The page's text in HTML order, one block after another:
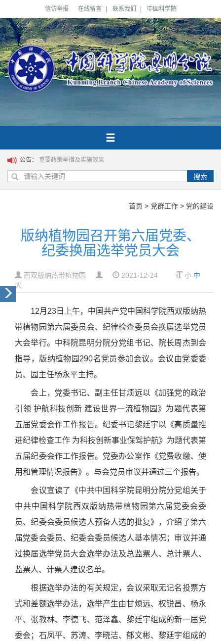
信访举报 在线留言 联系我们 中国科学院
公告： 重要政策举措及实施效果
搜索
首页 > 党群工作 > 党的建设
版纳植物园召开第六届党委、
纪委换届选举党员大会
西双版纳热带植物园 2021-12-24 小 中
大
12月23日上午，中国共产党中国科学院西双版纳热
带植物园第六届委员会、纪律检查委员会换届选举党员
大会举行。中科院昆明分院分党组书记、院长周杰到会
指导，版纳植物园290名党员参加会议。会议由党委委
员、园主任杨永平主持。
会上，党委书记、副主任甘烦远以《加强党的政治
引领 护航科技创新 建设世界一流植物园》为题代表第
五届党委会作工作报告。纪委书记黎廷宇以《高质量推
进纪律检查工作 为科技创新事业保驾护航》为题代表第
五届纪委会作工作报告。党委办公室作《党费收缴、使
用和管理情况报告》。与会党员审议并通过三个报告。
会议宣读了《中共中国科学院昆明分院分党组关于
中共中国科学院西双版纳热带植物园第六届党委会委
员、纪委会委员候选人预备人选的批复》，介绍了第六
届党委会委员、纪委会委员候选人基本情况；审议并通
过换届选举党员大会选举办法及总监票人、总计票人、
监票人、计票人建议名单。
根据选举办法的有关规定，会议采取无记名投票方
式和差额选举办法，选举产生由甘烦远、权锐昌、杨永
平、张教林、李德飞、范泽鑫、黎廷宇组成的新一届党
委会；石凤平、苏涛、李晓洁、郁文彬、黎廷宇组成的